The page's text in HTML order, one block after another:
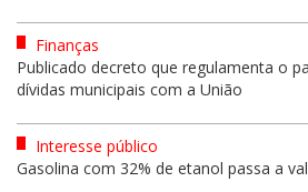
Finanças
Publicado decreto que regulamenta o
dívidas municipais com a União
Interesse público
Gasolina com 32% de etanol passa a